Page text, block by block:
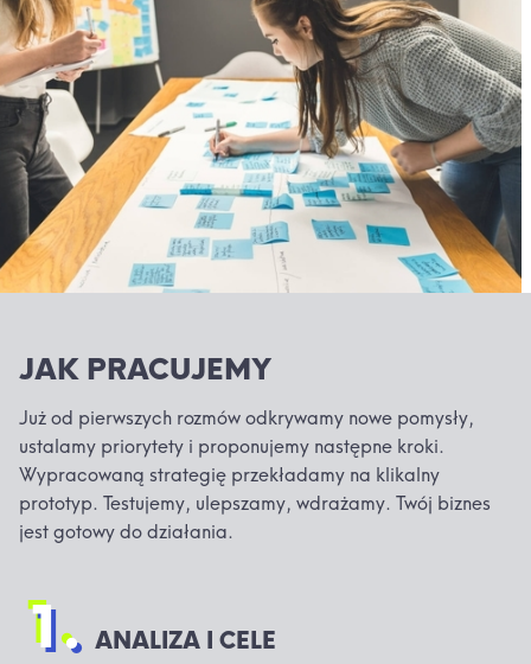
JAK PRACUJEMY
Już od pierwszych rozmów odkrywamy nowe pomysły,
ustalamy priorytety i proponujemy następne kroki.
Wypracowaną strategię przekładamy na klikalny
prototyp. Testujemy, ulepszamy, wdrażamy. Twój biznes
jest gotowy do działania.
1. ANALIZA I CELE